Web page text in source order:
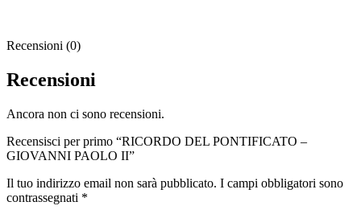
Recensioni (0)
Recensioni
Ancora non ci sono recensioni.
Recensisci per primo “RICORDO DEL PONTIFICATO –
GIOVANNI PAOLO II”
Il tuo indirizzo email non sarà pubblicato. I campi obbligatori sono
contrassegnati *